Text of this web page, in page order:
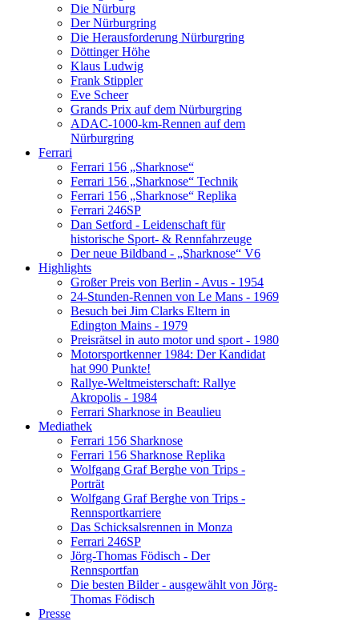
Die Nürburg
Der Nürburgring
Die Herausforderung Nürburgring
Döttinger Höhe
Klaus Ludwig
Frank Stippler
Eve Scheer
Grands Prix auf dem Nürburgring
ADAC-1000-km-Rennen auf dem
Nürburgring
Ferrari
Ferrari 156 „Sharknose“
Ferrari 156 „Sharknose“ Technik
Ferrari 156 „Sharknose“ Replika
Ferrari 246SP
Dan Setford - Leidenschaft für
historische Sport- & Rennfahrzeuge
Der neue Bildband - „Sharknose“ V6
Highlights
Großer Preis von Berlin - Avus - 1954
24-Stunden-Rennen von Le Mans - 1969
Besuch bei Jim Clarks Eltern in
Edington Mains - 1979
Preisrätsel in auto motor und sport - 1980
Motorsportkenner 1984: Der Kandidat
hat 990 Punkte!
Rallye-Weltmeisterschaft: Rallye
Akropolis - 1984
Ferrari Sharknose in Beaulieu
Mediathek
Ferrari 156 Sharknose
Ferrari 156 Sharknose Replika
Wolfgang Graf Berghe von Trips -
Porträt
Wolfgang Graf Berghe von Trips -
Rennsportkarriere
Das Schicksalsrennen in Monza
Ferrari 246SP
Jörg-Thomas Födisch - Der
Rennsportfan
Die besten Bilder - ausgewählt von Jörg-
Thomas Födisch
Presse